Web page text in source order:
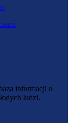
informacji o
ludzi.